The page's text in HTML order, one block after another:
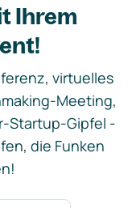
Ihrem
virtuelles
Meeting,
Startup-Gipfel -
die Funken